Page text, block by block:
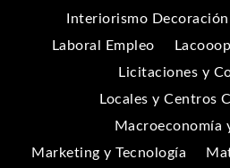
Interiorismo Decoración
Laboral Empleo
Lacooop
Licitaciones y
Locales y Centros
Macroeconomía
Marketing y Tecnología